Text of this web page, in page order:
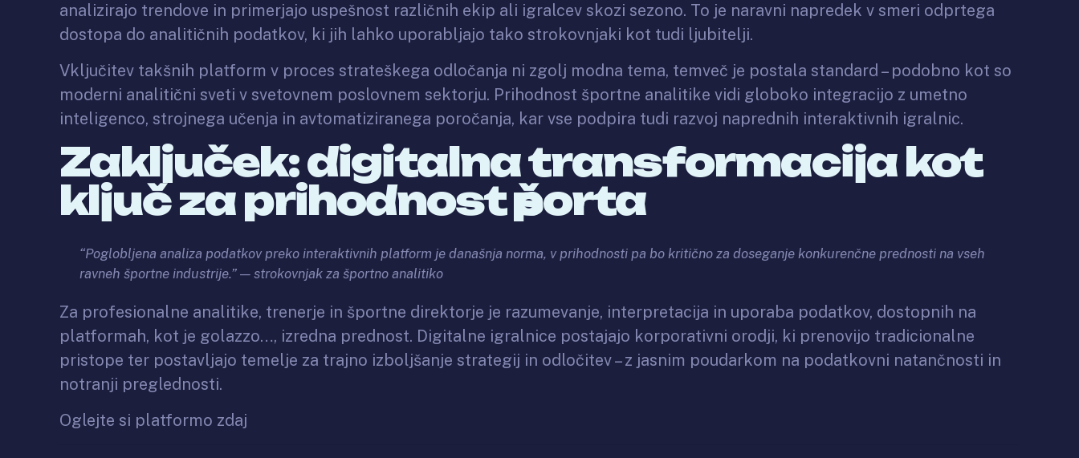
analizirajo trendove in primerjajo uspešnost različnih ekip ali igralcev skozi sezono. To je naravni napredek v smeri odprtega
dostopa do analitičnih podatkov, ki jih lahko uporabljajo tako strokovnjaki kot tudi ljubitelji.
Vključitev takšnih platform v proces strateškega odločanja ni zgolj modna tema, temveč je postala standard – podobno kot so
moderni analitični sveti v svetovnem poslovnem sektorju. Prihodnost športne analitike vidi globoko integracijo z umetno
inteligenco, strojnega učenja in avtomatiziranega poročanja, kar vse podpira tudi razvoj naprednih interaktivnih igralnic.
Zaključek: digitalna transformacija kot
ključ za prihodnost športa
“Poglobljena analiza podatkov preko interaktivnih platform je današnja norma, v prihodnosti pa bo kritično za doseganje konkurenčne prednosti na vseh
ravneh športne industrije.” — strokovnjak za športno analitiko
Za profesionalne analitike, trenerje in športne direktorje je razumevanje, interpretacija in uporaba podatkov, dostopnih na
platformah, kot je golazzo…, izredna prednost. Digitalne igralnice postajajo korporativni orodji, ki prenovijo tradicionalne
pristope ter postavljajo temelje za trajno izboljšanje strategij in odločitev – z jasnim poudarkom na podatkovni natančnosti in
notranji preglednosti.
Oglejte si platformo zdaj